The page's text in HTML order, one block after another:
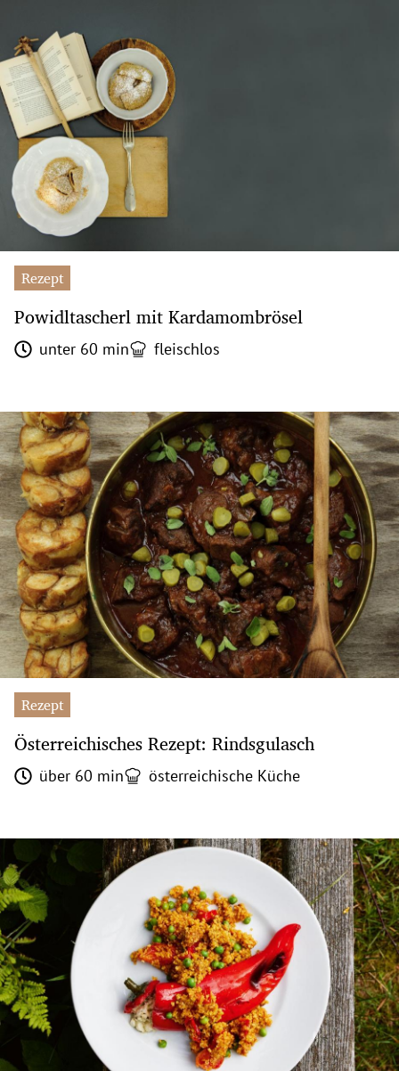
Rezept
Powidltascherl mit Kardamombrösel
unter 60 min fleischlos
Rezept
Österreichisches Rezept: Rindsgulasch
über 60 min österreichische Küche